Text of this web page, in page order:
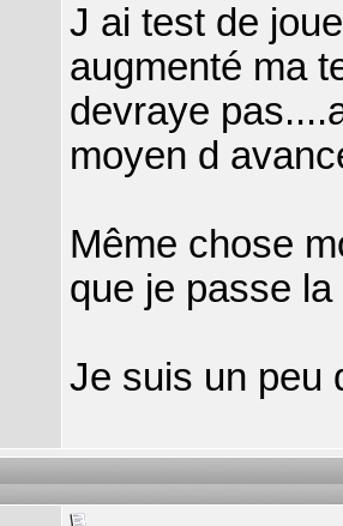
J ai test de
augmenté ma
devraye
moyen d
Même chose
que je passe la
Je suis un peu